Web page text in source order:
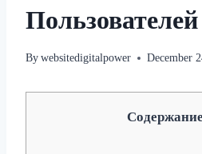
By websitedigitalpower December
Содержание